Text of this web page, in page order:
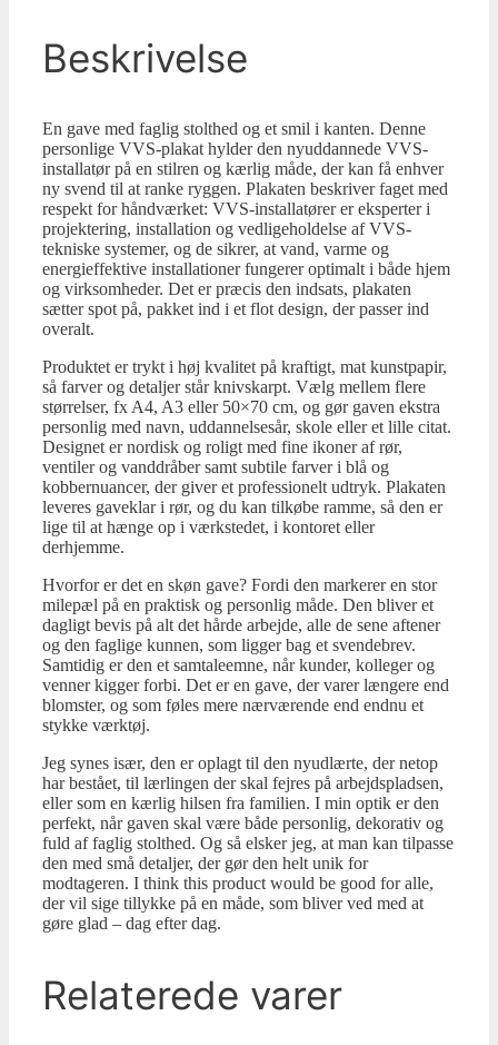
Beskrivelse
En gave med faglig stolthed og et smil i kanten. Denne
personlige VVS-plakat hylder den nyuddannede VVS-
installatør på en stilren og kærlig måde, der kan få enhver
ny svend til at ranke ryggen. Plakaten beskriver faget med
respekt for håndværket: VVS-installatører er eksperter i
projektering, installation og vedligeholdelse af VVS-
tekniske systemer, og de sikrer, at vand, varme og
energieffektive installationer fungerer optimalt i både hjem
og virksomheder. Det er præcis den indsats, plakaten
sætter spot på, pakket ind i et flot design, der passer ind
overalt.
Produktet er trykt i høj kvalitet på kraftigt, mat kunstpapir,
så farver og detaljer står knivskarpt. Vælg mellem flere
størrelser, fx A4, A3 eller 50×70 cm, og gør gaven ekstra
personlig med navn, uddannelsesår, skole eller et lille citat.
Designet er nordisk og roligt med fine ikoner af rør,
ventiler og vanddråber samt subtile farver i blå og
kobbernuancer, der giver et professionelt udtryk. Plakaten
leveres gaveklar i rør, og du kan tilkøbe ramme, så den er
lige til at hænge op i værkstedet, i kontoret eller
derhjemme.
Hvorfor er det en skøn gave? Fordi den markerer en stor
milepæl på en praktisk og personlig måde. Den bliver et
dagligt bevis på alt det hårde arbejde, alle de sene aftener
og den faglige kunnen, som ligger bag et svendebrev.
Samtidig er den et samtaleemne, når kunder, kolleger og
venner kigger forbi. Det er en gave, der varer længere end
blomster, og som føles mere nærværende end endnu et
stykke værktøj.
Jeg synes især, den er oplagt til den nyudlærte, der netop
har bestået, til lærlingen der skal fejres på arbejdspladsen,
eller som en kærlig hilsen fra familien. I min optik er den
perfekt, når gaven skal være både personlig, dekorativ og
fuld af faglig stolthed. Og så elsker jeg, at man kan tilpasse
den med små detaljer, der gør den helt unik for
modtageren. I think this product would be good for alle,
der vil sige tillykke på en måde, som bliver ved med at
gøre glad – dag efter dag.
Relaterede varer